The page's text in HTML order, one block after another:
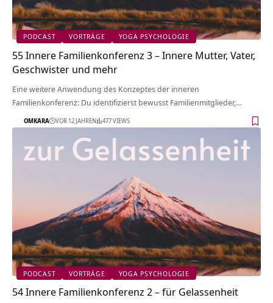
PODCAST VORTRÄGE YOGA PSYCHOLOGIE
55 Innere Familienkonferenz 3 – Innere Mutter, Vater,
Geschwister und mehr
Eine weitere Anwendung des Konzeptes der inneren
Familienkonferenz: Du identifizierst bewusst Familienmitglieder,…
OMKARA VOR 12 JAHREN 477 VIEWS
PODCAST VORTRÄGE YOGA PSYCHOLOGIE
54 Innere Familienkonferenz 2 – für Gelassenheit